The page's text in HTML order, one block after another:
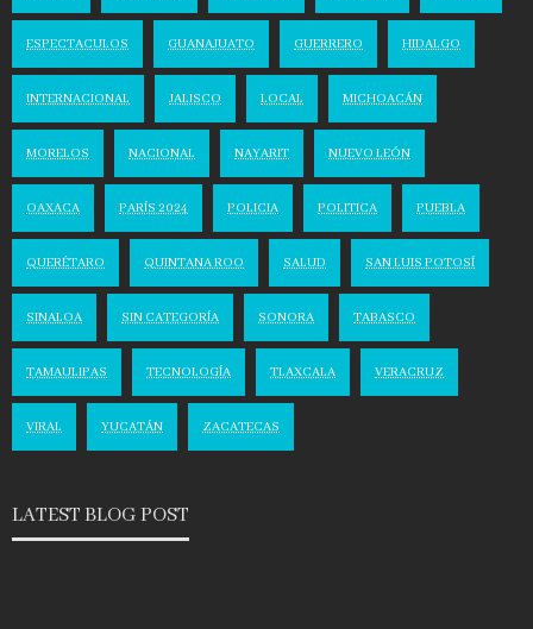
ESPECTACULOS GUANAJUATO GUERRERO HIDALGO
INTERNACIONAL JALISCO LOCAL MICHOACÁN
MORELOS NACIONAL NAYARIT NUEVO LEÓN
OAXACA PARÍS 2024 POLICIA POLITICA PUEBLA
QUERÉTARO QUINTANA ROO SALUD SAN LUIS POTOSÍ
SINALOA SIN CATEGORÍA SONORA TABASCO
TAMAULIPAS TECNOLOGÍA TLAXCALA VERACRUZ
VIRAL YUCATÁN ZACATECAS
LATEST BLOG POST